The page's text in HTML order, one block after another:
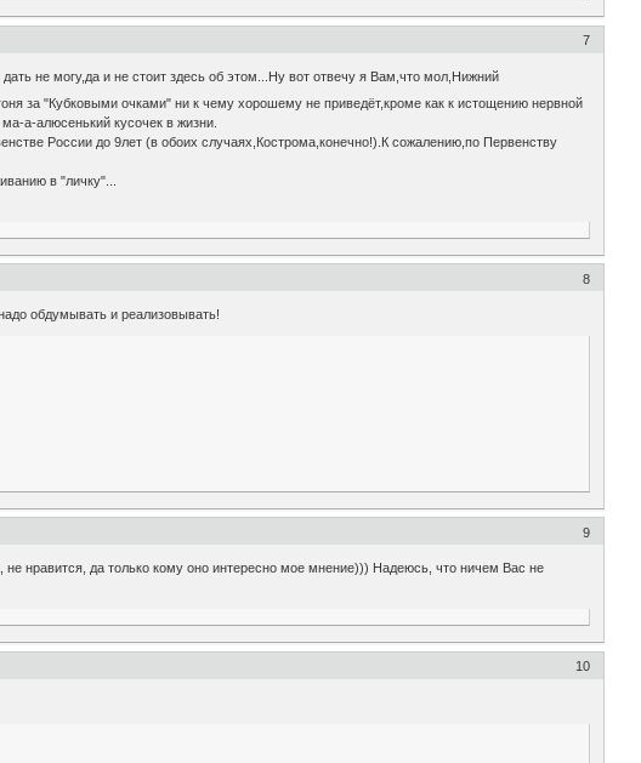
7
не могу,да и не стоит здесь об этом...Ну вот отвечу я Вам,что мол,Нижний
за "Кубковыми очками" ни к чему хорошему не приведёт,кроме как к истощению нервной
а-алюсенький кусочек в жизни.
России до 9лет (в обоих случаях,Кострома,конечно!).К сожалению,по Первенству
в "личку"...
8
обдумывать и реализовывать!
9
нравится, да только кому оно интересно мое мнение))) Надеюсь, что ничем Вас не
10